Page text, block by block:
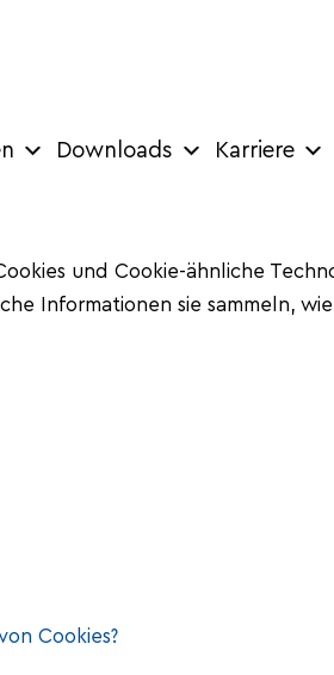
Downloads Karriere
und Cookie-ähnliche
Informationen sie sammeln,
Cookies?